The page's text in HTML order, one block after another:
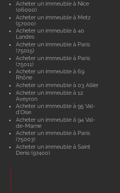
Acheter un immeuble à Nice
(06000)
Acheter un immeuble à Metz
(57000)
Acheter un immeuble à 40
Landes
Acheter un immeuble à Paris
(75015)
Acheter un immeuble à Paris
(75011)
Acheter un immeuble à 69
Rhône
Acheter un immeuble à 03 Allier
Acheter un immeuble à 12
Aveyron
Acheter un immeuble à 95 Val-
d'Oise
Acheter un immeuble à 94 Val-
de-Marne
Acheter un immeuble à Paris
(75003)
Acheter un immeuble à Saint
Denis (97400)